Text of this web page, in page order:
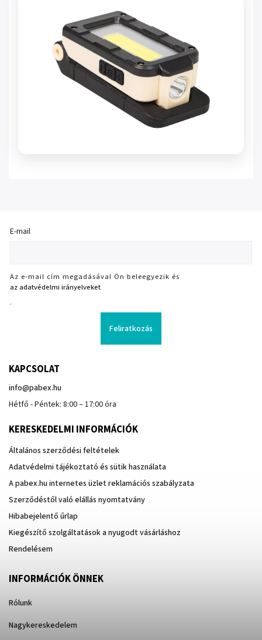
E-mail
Az e-mail cím megadásával Ön beleegyezik és
az adatvédelmi irányelveket
.
Feliratkozás
KAPCSOLAT
info@pabex.hu
Hétfő - Péntek: 8:00 – 17:00 óra
KERESKEDELMI INFORMÁCIÓK
Általános szerződési feltételek
Adatvédelmi tájékoztató és sütik használata
A pabex.hu internetes üzlet reklamációs szabályzata
Szerződéstől való elállás nyomtatvány
Hibabejelentő űrlap
Kiegészítő szolgáltatások a nyugodt vásárláshoz
Rendelésem
INFORMÁCIÓK ÖNNEK
Rólunk
Nagykereskedelem